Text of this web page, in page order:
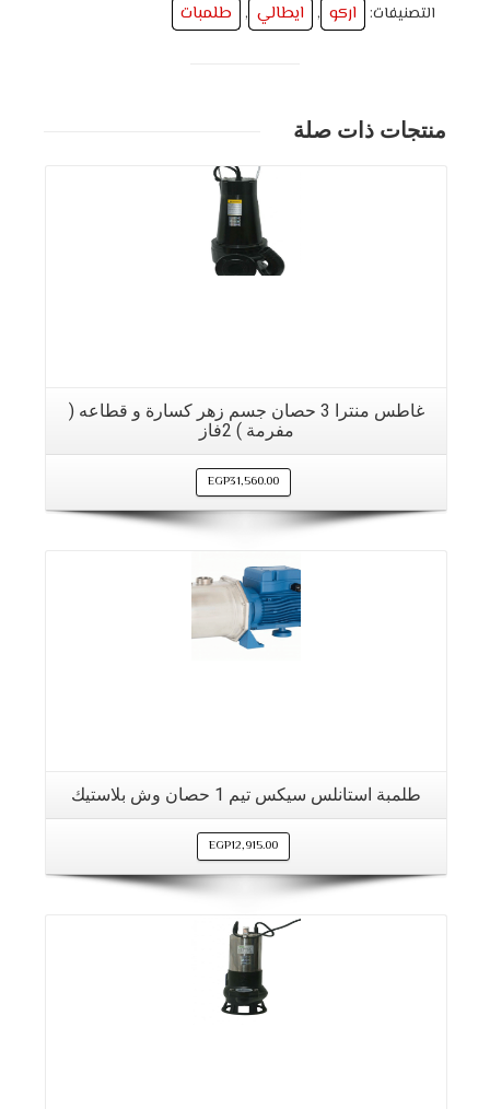
التصنيفات: اركو , ايطالي , طلمبات
منتجات ذات صلة
غاطس منترا 3 حصان جسم زهر كسارة و قطاعه (
مفرمة ) 2فاز
EGP31,560.00
طلمبة استانلس سيكس تيم 1 حصان وش بلاستيك
EGP12,915.00